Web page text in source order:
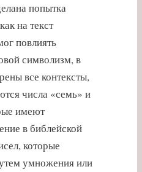
попытка
на текст
повлиять
символизм, в
все контексты,
числа «семь» и
имеют
в библейской
которые
умножения или